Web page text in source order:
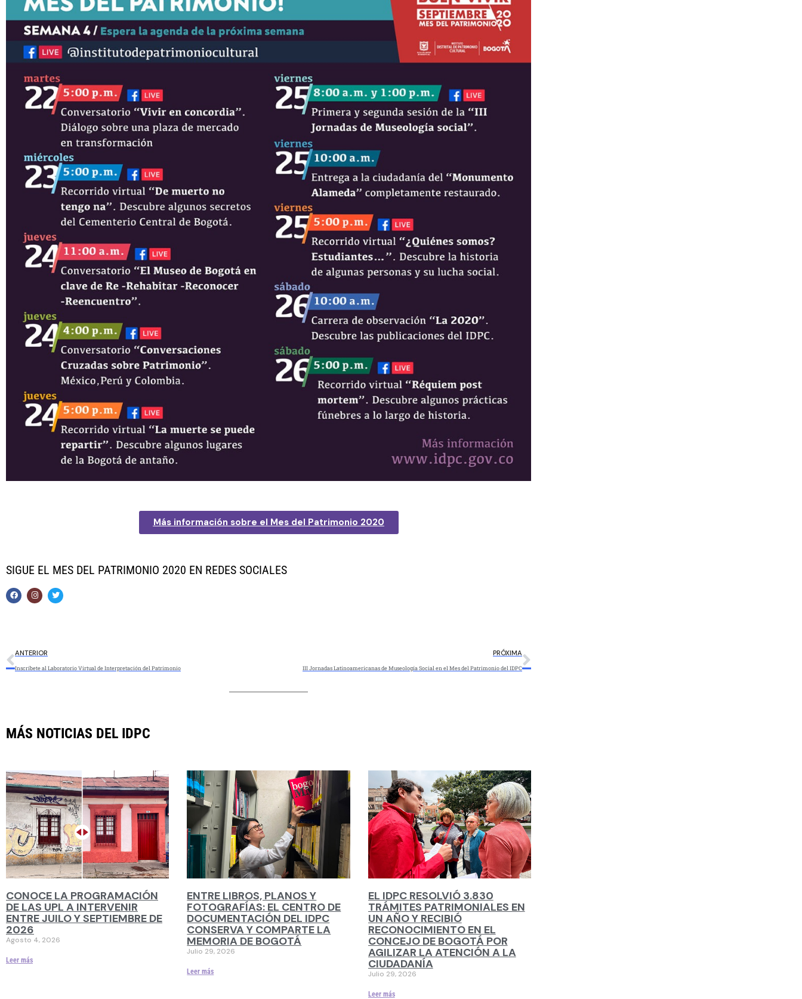
Más información sobre el Mes del Patrimonio 2020
SIGUE EL MES DEL PATRIMONIO 2020 EN REDES SOCIALES
ANTERIOR
Inscríbete al Laboratorio Virtual de Interpretación del Patrimonio
PRÓXIMA
III Jornadas Latinoamericanas de Museología Social en el Mes del Patrimonio del IDPC
MÁS NOTICIAS DEL IDPC
CONOCE LA PROGRAMACIÓN
DE LAS UPL A INTERVENIR
ENTRE JUILO Y SEPTIEMBRE DE
2026
Agosto 4, 2026
Leer más
ENTRE LIBROS, PLANOS Y
FOTOGRAFÍAS: EL CENTRO DE
DOCUMENTACIÓN DEL IDPC
CONSERVA Y COMPARTE LA
MEMORIA DE BOGOTÁ
Julio 29, 2026
Leer más
EL IDPC RESOLVIÓ 3.830
TRÁMITES PATRIMONIALES EN
UN AÑO Y RECIBIÓ
RECONOCIMIENTO EN EL
CONCEJO DE BOGOTÁ POR
AGILIZAR LA ATENCIÓN A LA
CIUDADANÍA
Julio 29, 2026
Leer más